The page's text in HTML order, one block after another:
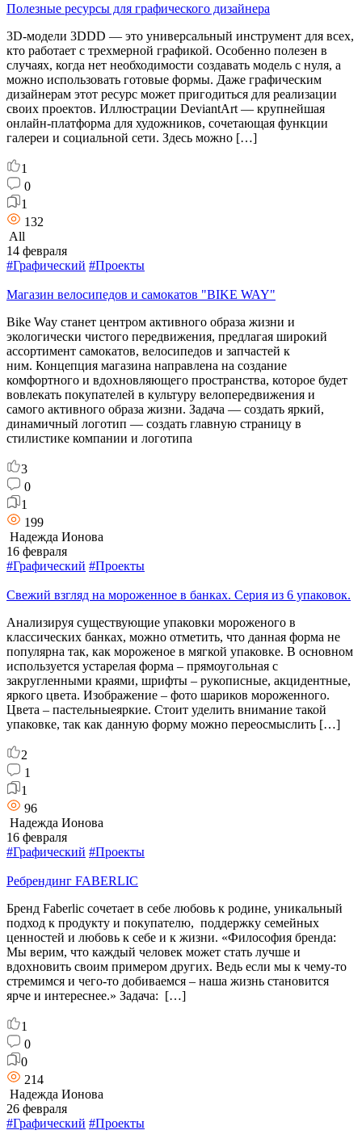
Полезные ресурсы для графического дизайнера
3D-модели 3DDD — это универсальный инструмент для всех,
кто работает с трехмерной графикой. Особенно полезен в
случаях, когда нет необходимости создавать модель с нуля, а
можно использовать готовые формы. Даже графическим
дизайнерам этот ресурс может пригодиться для реализации
своих проектов. Иллюстрации DeviantArt — крупнейшая
онлайн-платформа для художников, сочетающая функции
галереи и социальной сети. Здесь можно […]
1
0
1
132
All
14 февраля
#Графический #Проекты
Магазин велосипедов и самокатов "BIKE WAY"
Bike Way станет центром активного образа жизни и
экологически чистого передвижения, предлагая широкий
ассортимент самокатов, велосипедов и запчастей к
ним. Концепция магазина направлена на создание
комфортного и вдохновляющего пространства, которое будет
вовлекать покупателей в культуру велопередвижения и
самого активного образа жизни. Задача — создать яркий,
динамичный логотип — создать главную страницу в
стилистике компании и логотипа
3
0
1
199
Надежда Ионова
16 февраля
#Графический #Проекты
Свежий взгляд на мороженное в банках. Серия из 6 упаковок.
Анализируя существующие упаковки мороженого в
классических банках, можно отметить, что данная форма не
популярна так, как мороженое в мягкой упаковке. В основном
используется устарелая форма – прямоугольная с
закругленными краями, шрифты – рукописные, акцидентные,
яркого цвета. Изображение – фото шариков мороженного.
Цвета – пастельныеяркие. Стоит уделить внимание такой
упаковке, так как данную форму можно переосмыслить […]
2
1
1
96
Надежда Ионова
16 февраля
#Графический #Проекты
Ребрендинг FABERLIC
Бренд Faberlic сочетает в себе любовь к родине, уникальный
подход к продукту и покупателю, поддержку семейных
ценностей и любовь к себе и к жизни. «Философия бренда:
Мы верим, что каждый человек может стать лучше и
вдохновить своим примером других. Ведь если мы к чему-то
стремимся и чего-то добиваемся – наша жизнь становится
ярче и интереснее.» Задача: […]
1
0
0
214
Надежда Ионова
26 февраля
#Графический #Проекты